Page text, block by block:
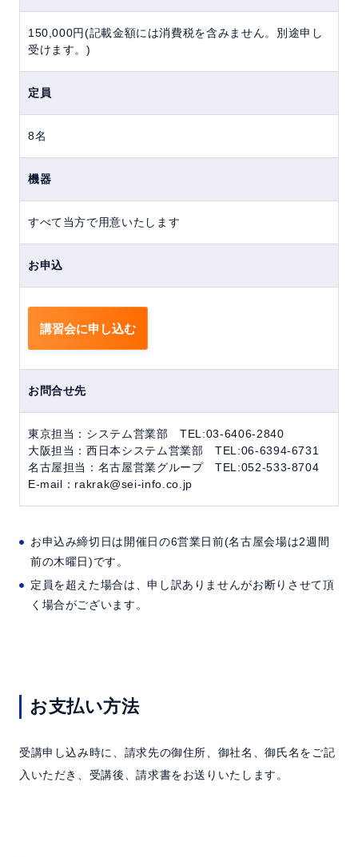
150,000円(記載金額には消費税を含みません。別途申し
受けます。)
定員
8名
機器
すべて当方で用意いたします
お申込
講習会に申し込む
お問合せ先
東京担当：システム営業部 TEL:03-6406-2840
大阪担当：西日本システム営業部 TEL:06-6394-6731
名古屋担当：名古屋営業グループ TEL:052-533-8704
E-mail：rakrak@sei-info.co.jp
お申込み締切日は開催日の6営業日前(名古屋会場は2週間
前の木曜日)です。
定員を超えた場合は、申し訳ありませんがお断りさせて頂
く場合がございます。
お支払い方法
受講申し込み時に、請求先の御住所、御社名、御氏名をご記
入いただき、受講後、請求書をお送りいたします。